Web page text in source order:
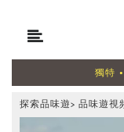
獨特
探索品味遊> 品味遊視